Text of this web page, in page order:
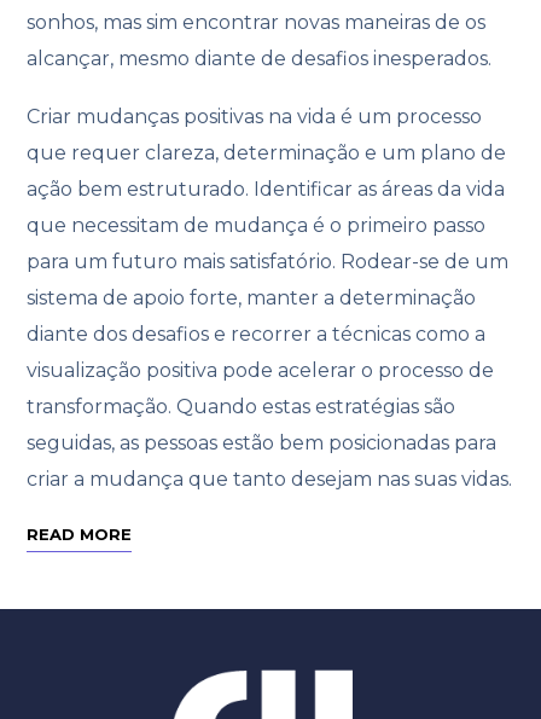
sonhos, mas sim encontrar novas maneiras de os
alcançar, mesmo diante de desafios inesperados.
Criar mudanças positivas na vida é um processo
que requer clareza, determinação e um plano de
ação bem estruturado. Identificar as áreas da vida
que necessitam de mudança é o primeiro passo
para um futuro mais satisfatório. Rodear-se de um
sistema de apoio forte, manter a determinação
diante dos desafios e recorrer a técnicas como a
visualização positiva pode acelerar o processo de
transformação. Quando estas estratégias são
seguidas, as pessoas estão bem posicionadas para
criar a mudança que tanto desejam nas suas vidas.
READ MORE